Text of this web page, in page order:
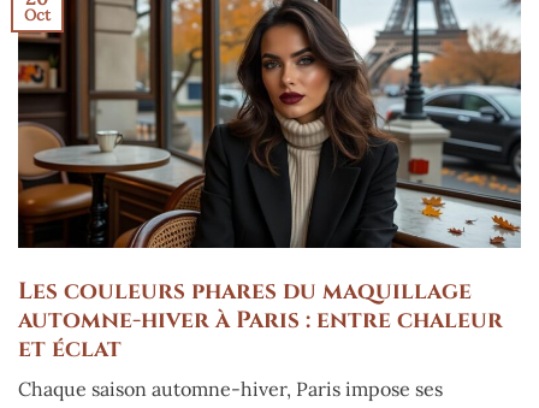
Oct
Les couleurs phares du maquillage
automne-hiver à Paris : entre chaleur
et éclat
Chaque saison automne-hiver, Paris impose ses